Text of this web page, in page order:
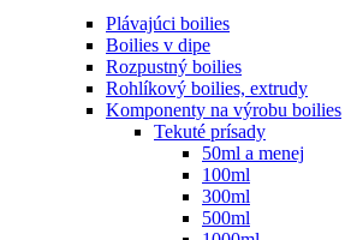
Plávajúci boilies
Boilies v dipe
Rozpustný boilies
Rohlíkový boilies, extrudy
Komponenty na výrobu boilies
Tekuté prísady
50ml a menej
100ml
300ml
500ml